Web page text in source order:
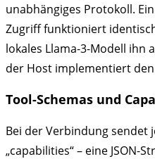
unabhängiges Protokoll.
Zugriff funktioniert
lokales Llama-3-Modell ihn
der Host implementiert den
Tool-Schemas und
Bei der Verbindung sendet
„capabilities“ – eine JSON-